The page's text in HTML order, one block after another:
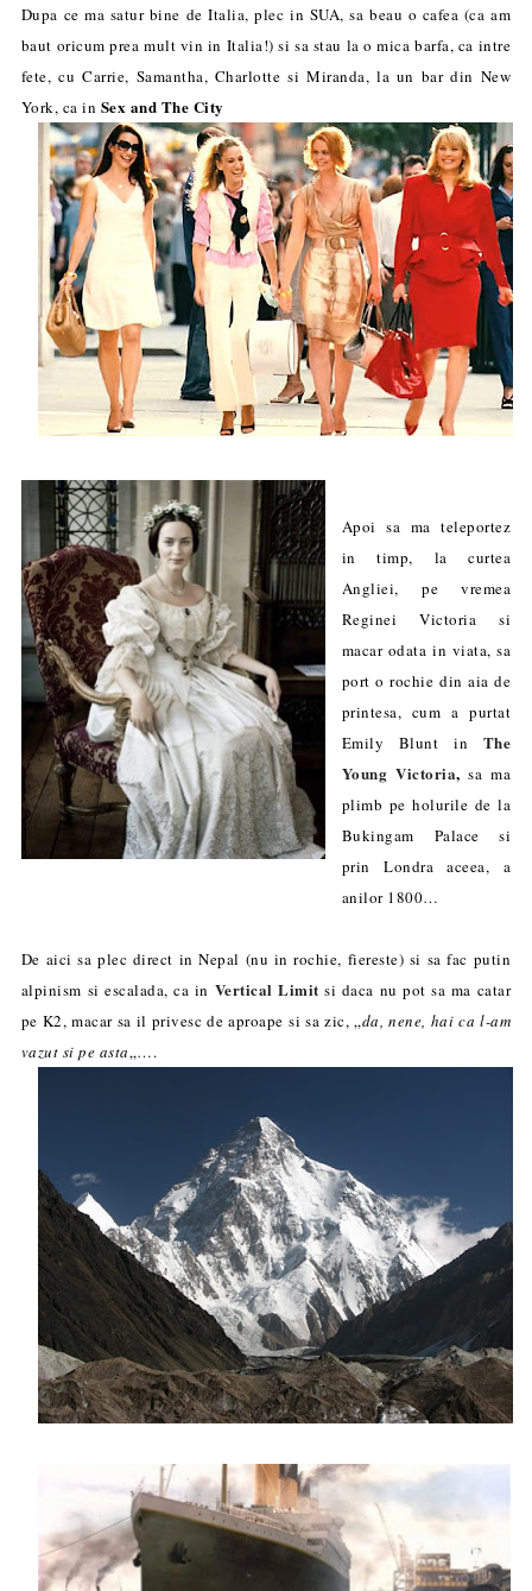
Dupa ce ma satur bine de Italia, plec in SUA, sa beau o cafea (ca am
baut oricum prea mult vin in Italia!) si sa stau la o mica barfa, ca intre
fete, cu Carrie, Samantha, Charlotte si Miranda, la un bar din New
York, ca in Sex and The City
Apoi sa ma teleportez
in timp, la curtea
Angliei, pe vremea
Reginei Victoria si
macar odata in viata, sa
port o rochie din aia de
printesa, cum a purtat
Emily Blunt in The
Young Victoria,sa ma
plimb pe holurile de la
Bukingam Palace si
prin Londra aceea, a
anilor 1800…
De aici sa plec direct in Nepal (nu in rochie, fiereste) si sa fac putin
alpinism si escalada, ca in Vertical Limit si daca nu pot sa ma catar
pe K2, macar sa il privesc de aproape si sa zic, „da, nene, hai ca l-am
vazut si pe asta„….